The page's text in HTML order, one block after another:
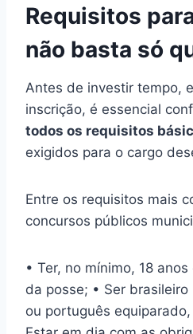
Requisitos
não basta só
Antes de investir tempo,
inscrição, é essencial
todos os requisitos
exigidos para o cargo
Entre os requisitos mais
concursos públicos
• Ter, no mínimo, 18
da posse; • Ser
ou português